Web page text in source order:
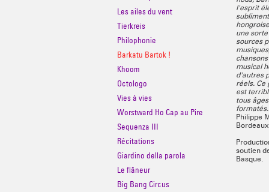
Les ailes du vent
Tierkreis
Philophonie
Barkatu Bartok !
Khoom
Octologo
Vies à vies
Worstward Ho Cap au Pire
Sequenza III
Récitations
Giardino della parola
Le flâneur
Big Bang Circus
l'esprit
une
sources
musical
d'autres
réels. Ce
est
tous
Philippe
soutien
Basque.